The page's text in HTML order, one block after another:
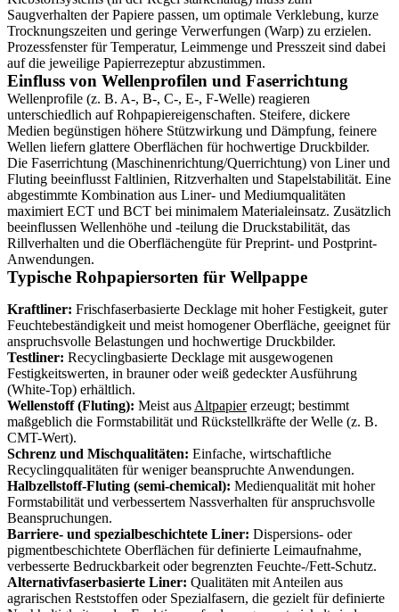
Saugverhalten der Papiere passen, um optimale Verklebung, kurze
Trocknungszeiten und geringe Verwerfungen (Warp) zu erzielen.
Prozessfenster für Temperatur, Leimmenge und Presszeit sind dabei
auf die jeweilige Papierrezeptur abzustimmen.
Einfluss von Wellenprofilen und Faserrichtung
Wellenprofile (z. B. A-, B-, C-, E-, F-Welle) reagieren
unterschiedlich auf Rohpapiereigenschaften. Steifere, dickere
Medien begünstigen höhere Stützwirkung und Dämpfung, feinere
Wellen liefern glattere Oberflächen für hochwertige Druckbilder.
Die Faserrichtung (Maschinenrichtung/Querrichtung) von Liner und
Fluting beeinflusst Faltlinien, Ritzverhalten und Stapelstabilität. Eine
abgestimmte Kombination aus Liner- und Mediumqualitäten
maximiert ECT und BCT bei minimalem Materialeinsatz. Zusätzlich
beeinflussen Wellenhöhe und -teilung die Druckstabilität, das
Rillverhalten und die Oberflächengüte für Preprint- und Postprint-
Anwendungen.
Typische Rohpapiersorten für Wellpappe
Kraftliner: Frischfaserbasierte Decklage mit hoher Festigkeit, guter
Feuchtebeständigkeit und meist homogener Oberfläche, geeignet für
anspruchsvolle Belastungen und hochwertige Druckbilder.
Testliner: Recyclingbasierte Decklage mit ausgewogenen
Festigkeitswerten, in brauner oder weiß gedeckter Ausführung
(White-Top) erhältlich.
Wellenstoff (Fluting): Meist aus Altpapiererzeugt; bestimmt
maßgeblich die Formstabilität und Rückstellkräfte der Welle (z. B.
CMT-Wert).
Schrenz und Mischqualitäten: Einfache, wirtschaftliche
Recyclingqualitäten für weniger beanspruchte Anwendungen.
Halbzellstoff-Fluting (semi-chemical): Medienqualität mit hoher
Formstabilität und verbessertem Nassverhalten für anspruchsvolle
Beanspruchungen.
Barriere- und spezialbeschichtete Liner: Dispersions- oder
pigmentbeschichtete Oberflächen für definierte Leimaufnahme,
verbesserte Bedruckbarkeit oder begrenzten Feuchte-/Fett-Schutz.
Alternativfaserbasierte Liner: Qualitäten mit Anteilen aus
agrarischen Reststoffen oder Spezialfasern, die gezielt für definierte